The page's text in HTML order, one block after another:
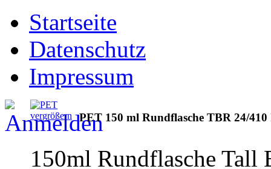
Startseite
Datenschutz
Impressum
vergrößern PET 150 ml Rundflasche TBR 24/
150ml Rundflasche Tall